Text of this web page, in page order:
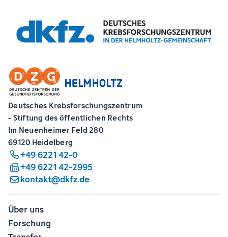
Deutsches Krebsforschungszentrum
- Stiftung des öffentlichen Rechts
Im Neuenheimer Feld 280
69120 Heidelberg
+49 6221 42-0
+49 6221 42-2995
kontakt@dkfz.de
Über uns
Forschung